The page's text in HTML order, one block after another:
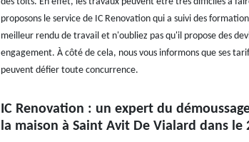
proposons le service de IC Renovation qui a suivi des
meilleur rendu de travail et n'oubliez pas qu'il propose des
engagement. À côté de cela, nous vous informons que ses
peuvent défier toute concurrence.
IC Renovation : un expert du
la maison à Saint Avit De Vialard dans le